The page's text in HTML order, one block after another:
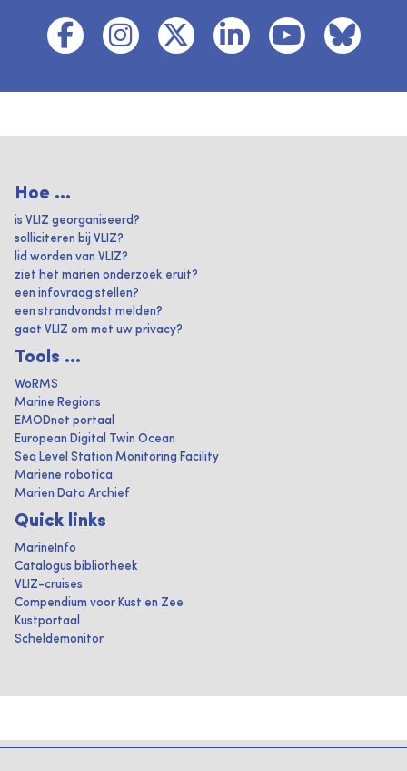
Hoe ...
is VLIZ georganiseerd?
solliciteren bij VLIZ?
lid worden van VLIZ?
ziet het marien onderzoek eruit?
een infovraag stellen?
een strandvondst melden?
gaat VLIZ om met uw privacy?
Tools ...
WoRMS
Marine Regions
EMODnet portaal
European Digital Twin Ocean
Sea Level Station Monitoring Facility
Mariene robotica
Marien Data Archief
Quick links
MarineInfo
Catalogus bibliotheek
VLIZ-cruises
Compendium voor Kust en Zee
Kustportaal
Scheldemonitor